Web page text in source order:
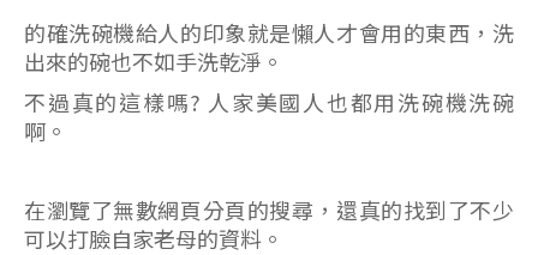
的確洗碗機給人的印象就是懶人才會用的東西，洗
出來的碗也不如手洗乾淨。
不過真的這樣嗎? 人家美國人也都用洗碗機洗碗
啊。
在瀏覽了無數網頁分頁的搜尋，還真的找到了不少
可以打臉自家老母的資料。